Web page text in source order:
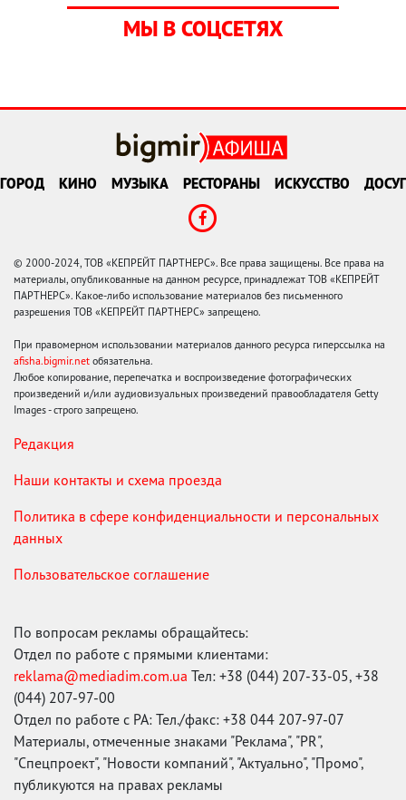
МЫ В СОЦСЕТЯХ
ГОРОД КИНО МУЗЫКА РЕСТОРАНЫ ИСКУССТВО ДОСУГ
© 2000-2024, ТОВ «КЕПРЕЙТ ПАРТНЕРС». Все права защищены. Все права на
материалы, опубликованные на данном ресурсе, принадлежат ТОВ «КЕПРЕЙТ
ПАРТНЕРС». Какое-либо использование материалов без письменного
разрешения ТОВ «КЕПРЕЙТ ПАРТНЕРС» запрещено.
При правомерном использовании материалов данного ресурса гиперссылка на
afisha.bigmir.net обязательна.
Любое копирование, перепечатка и воспроизведение фотографических
произведений и/или аудиовизуальных произведений правообладателя Getty
Images - строго запрещено.
Редакция
Наши контакты и схема проезда
Политика в сфере конфиденциальности и персональных
данных
Пользовательское соглашение
По вопросам рекламы обращайтесь:
Отдел по работе с прямыми клиентами:
reklama@mediadim.com.ua Тел: +38 (044) 207-33-05, +38
(044) 207-97-00
Отдел по работе с РА: Тел./факс: +38 044 207-97-07
Материалы, отмеченные знаками "Реклама", "PR",
"Спецпроект", "Новости компаний", "Актуально", "Промо",
публикуются на правах рекламы